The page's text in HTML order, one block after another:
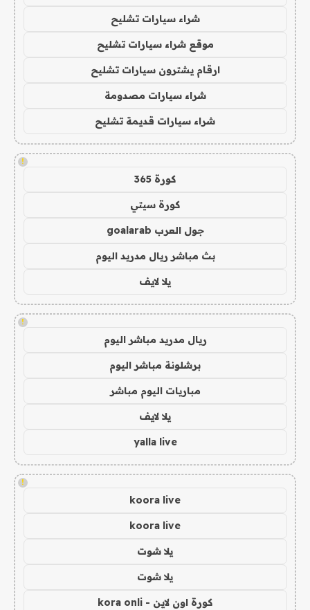
شراء سيارات تشليح
موقع شراء سيارات تشليح
ارقام يشترون سيارات تشليح
شراء سيارات مصدومة
شراء سيارات قديمة تشليح
!
كورة 365
كورة سيتي
جول العرب goalarab
بث مباشر ريال مدريد اليوم
يلا لايف
!
ريال مدريد مباشر اليوم
برشلونة مباشر اليوم
مباريات اليوم مباشر
يلا لايف
yalla live
!
koora live
koora live
يلا شوت
يلا شوت
كورة اون لاين - kora onli